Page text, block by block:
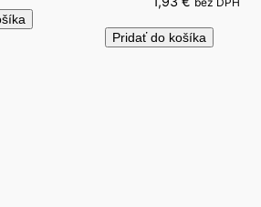
Pridať do košíka